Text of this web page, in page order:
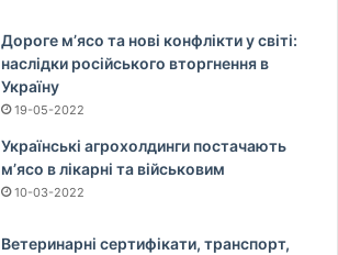
Дороге м’ясо та нові конфлікти у світі:
наслідки російського вторгнення в
Україну
19-05-2022
Українські агрохолдинги постачають
м’ясо в лікарні та військовим
10-03-2022
Ветеринарні сертифікати, транспорт,